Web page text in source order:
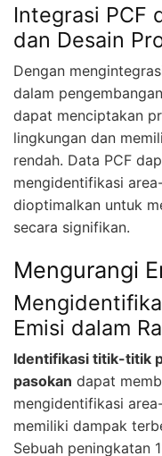
Integrasi PCF
dan Desain
Dengan
dalam
dapat menciptakan
lingkungan dan
rendah. Data PCF
mengidentifikasi
dioptimalkan untuk
secara signifikan.
Mengurangi
Emisi dalam
Identifikasi titik-titik
pasokan dapat
mengidentifikasi
memiliki dampak
Sebuah peningkatan